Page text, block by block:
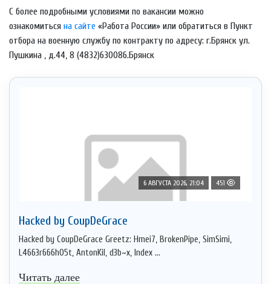
С более подробными условиями по вакансии можно
ознакомиться на сайте «Работа России» или обратиться в Пункт
отбора на военную службу по контракту по адресу: г.Брянск ул.
Пушкина , д.44, 8 (4832)630086.Брянск
6 АВГУСТА 2026, 21:04 451
Hacked by CoupDeGrace
Hacked by CoupDeGrace Greetz: Hmei7, BrokenPipe, SimSimi,
L4663r666h05t, AntonKil, d3b~x, Index ...
Читать далее